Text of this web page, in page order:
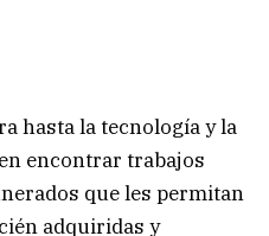
hasta la tecnología y la
encontrar trabajos
que les permitan
adquiridas y